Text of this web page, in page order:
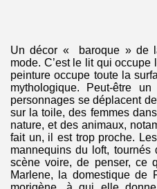
Un décor « baroque » de
mode. C’est le lit qui
peinture occupe toute la
mythologique. Peut-être
personnages se déplacent
sur la toile, des femmes
nature, et des animaux,
fait un, il est trop proche.
mannequins du loft,
scène voire, de penser, ce
Marlene, la domestique de